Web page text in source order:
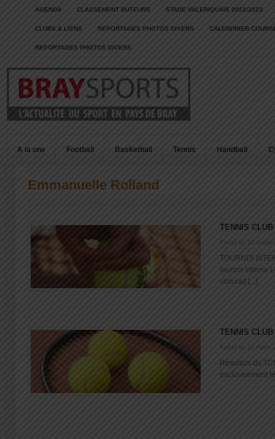
AGENDA CLASSEMENT BUTEURS STADE VALERIQUAIS 2022/2023
CLUBS & LIENS REPORTAGES PHOTOS DIVERS CALENDRIER
REPORTAGES PHOTOS DIVERS
A la une Football Basketball Tennis Handball
Emmanuelle Rolland
TENNIS
Posté le: 26
TOURNOI
tournoi interne
cloturait [...]
TENNIS
Posté le: 11 mars
Résultats du
exclusivement